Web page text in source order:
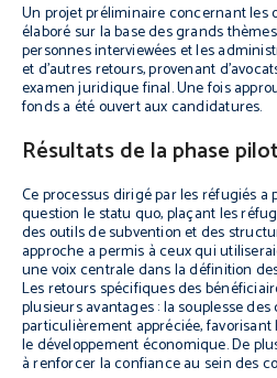
Un projet préliminaire concernant les
élaboré sur la base des grands
personnes interviewées et les
et d’autres retours, provenant
examen juridique final. Une fois
fonds a été ouvert aux candidatures.
Résultats de la phase
Ce processus dirigé par les réfugiés
question le statu quo, plaçant les
des outils de subvention et des
approche a permis à ceux qui
une voix centrale dans la définition
Les retours spécifiques des
plusieurs avantages : la souplesse
particulièrement appréciée, favorisant
le développement économique. De
à renforcer la confiance au sein des